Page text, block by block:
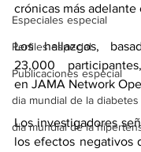
Especiales especial
Perfiles especial
Publicaciones especial
dia mundial de la diabetes
dia mundial de la
crónicas más adelante
Los hallazgos,
23,000
en JAMA Network
Los investigadores
los efectos negativos